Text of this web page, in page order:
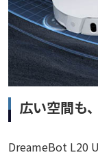
広い空間も
DreameBot L20